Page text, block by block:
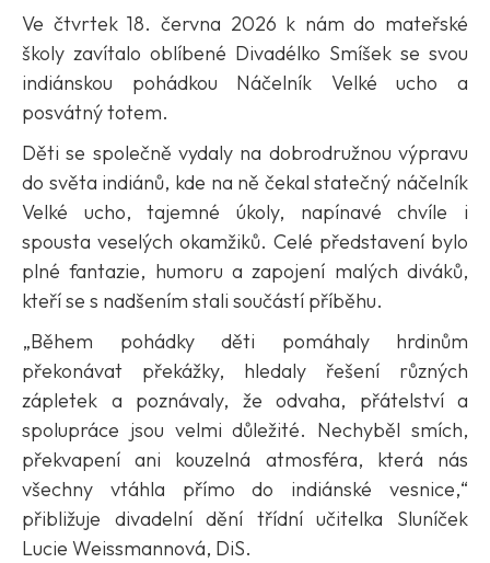
Ve čtvrtek 18. června 2026 k nám do mateřské
školy zavítalo oblíbené Divadélko Smíšek se svou
indiánskou pohádkou Náčelník Velké ucho a
posvátný totem.
Děti se společně vydaly na dobrodružnou výpravu
do světa indiánů, kde na ně čekal statečný náčelník
Velké ucho, tajemné úkoly, napínavé chvíle i
spousta veselých okamžiků. Celé představení bylo
plné fantazie, humoru a zapojení malých diváků,
kteří se s nadšením stali součástí příběhu.
„Během pohádky děti pomáhaly hrdinům
překonávat překážky, hledaly řešení různých
zápletek a poznávaly, že odvaha, přátelství a
spolupráce jsou velmi důležité. Nechyběl smích,
překvapení ani kouzelná atmosféra, která nás
všechny vtáhla přímo do indiánské vesnice,“
přibližuje divadelní dění třídní učitelka Sluníček
Lucie Weissmannová, DiS.